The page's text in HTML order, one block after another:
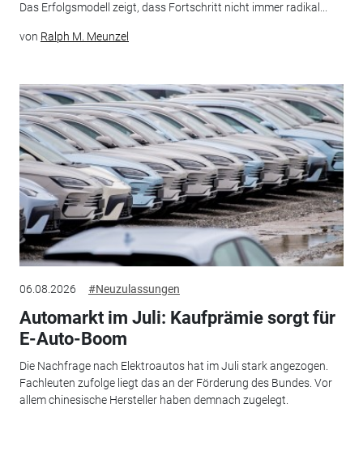
Das Erfolgsmodell zeigt, dass Fortschritt nicht immer radikal...
von Ralph M. Meunzel
06.08.2026 #Neuzulassungen
Automarkt im Juli: Kaufprämie sorgt für
E-Auto-Boom
Die Nachfrage nach Elektroautos hat im Juli stark angezogen.
Fachleuten zufolge liegt das an der Förderung des Bundes. Vor
allem chinesische Hersteller haben demnach zugelegt.